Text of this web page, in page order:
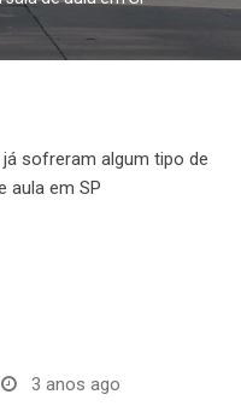
3 anos ago